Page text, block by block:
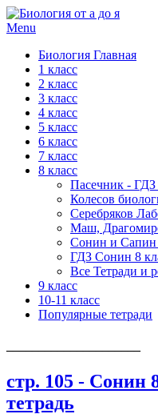
Menu
Биология Главная
1 класс
2 класс
3 класс
4 класс
5 класс
6 класс
7 класс
8 класс
Пасечник -
Колесов
Серебряков
Маш,
Сонин и Сапин
ГДЗ Сонин 8
Все Тетради и
9 класс
10-11 класс
Популярные тетради
стр. 105 - Сонин
тетрадь